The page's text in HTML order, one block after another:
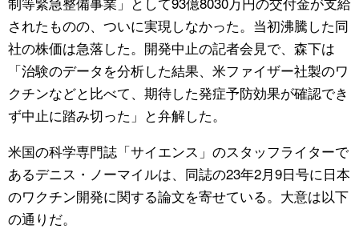
されたものの、ついに実現しなかった。当初沸騰した同
社の株価は急落した。開発中止の記者会見で、森下は
「治験のデータを分析した結果、米ファイザー社製のワ
クチンなどと比べて、期待した発症予防効果が確認でき
ず中止に踏み切った」と弁解した。
米国の科学専門誌「サイエンス」のスタッフライターで
あるデニス・ノーマイルは、同誌の23年2月9日号に日本
のワクチン開発に関する論文を寄せている。大意は以下
の通りだ。